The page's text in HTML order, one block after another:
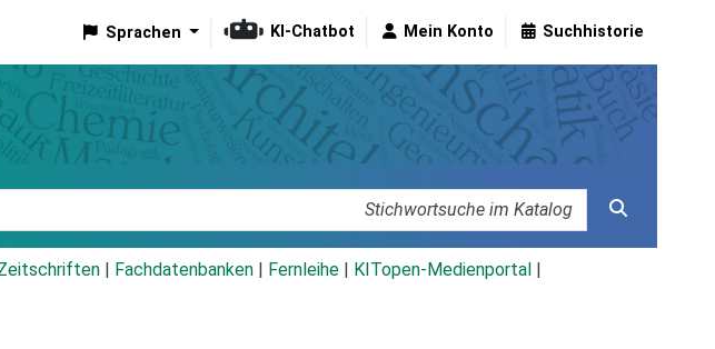
Sprachen KI-Chatbot Mein Konto Suchhistorie
Fachdatenbanken Fernleihe KITopen-Medienportal